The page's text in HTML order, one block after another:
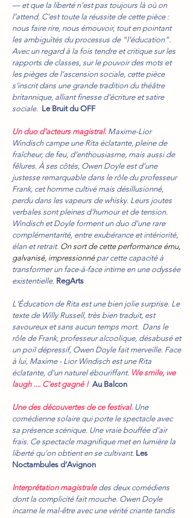
— et que la liberté n’est pas toujours là où on
l’attend. C’est toute la réussite de cette pièce :
nous faire rire, nous émouvoir, tout en pointant
les ambiguïtés du processus de “l’éducation”.
Avec un regard à la fois tendre et critique sur les
rapports de classes, sur le pouvoir des mots et
les pièges de l’ascension sociale, cette pièce
s’inscrit dans une grande tradition du théâtre
britannique, alliant finesse d’écriture et satire
sociale. Le Bruit du OFF
Un duo d'acteurs magistral. Maxime-Lior
Windisch campe une Rita éclatante, pleine de
fraîcheur, de feu, d’enthousiasme, mais aussi de
fêlures. À ses côtés, Owen Doyle est d’une
justesse remarquable dans le rôle du professeur
Frank, cet homme cultivé mais désillusionné,
perdu dans les vapeurs de whisky. Leurs joutes
verbales sont pleines d’humour et de tension.
Windisch et Doyle forment un duo d’une rare
complémentarité, entre exubérance et intériorité,
élan et retrait. On sort de cette performance ému,
galvanisé, impressionné par cette capacité à
transformer un face-à-face intime en une odyssée
existentielle. RegArts
L'Éducation de Rita est une bien jolie surprise. Le
texte de Willy Russell, très bien traduit, est
savoureux et sans aucun temps mort. Dans le
rôle de Frank, professeur alcoolique, désabusé et
un poil dépressif, Owen Doyle fait merveille. Face
à lui, Maxime - Lior Windisch est une Rita
éclatante, d'un naturel ébouriffant. We smile, we
laugh .... C'est gagné ! Au Balcon
Une des découvertes de ce festival. Une
comédienne solaire qui porte le spectacle avec
sa présence scénique. Une vraie bouffée d’air
frais. Ce spectacle magnifique met en lumière la
liberté qu’on obtient en se cultivant. Les
Noctambules d’Avignon
Interprétation magistraledes deux comédiens
dont la complicité fait mouche. Owen Doyle
incarne le mal-être avec une vérité criante tandis